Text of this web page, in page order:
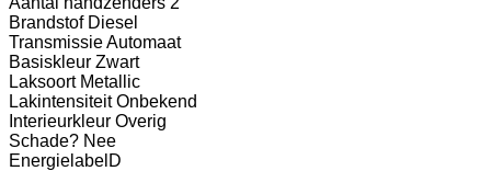
Brandstof Diesel
TransmissieAutomaat
Basiskleur Zwart
Laksoort Metallic
Lakintensiteit Onbekend
Interieurkleur Overig
Schade? Nee
Energielabel D